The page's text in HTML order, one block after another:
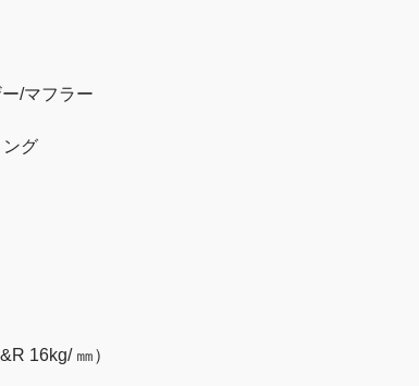
/マフラー
グ
16kg/ ㎜）